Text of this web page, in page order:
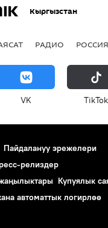
Кыргызстан
РАДИО РОССИЯ
VK ТikТоk
Пайдалануу эрежелери
релиздер
Купуялык
автоматтык логирлөө